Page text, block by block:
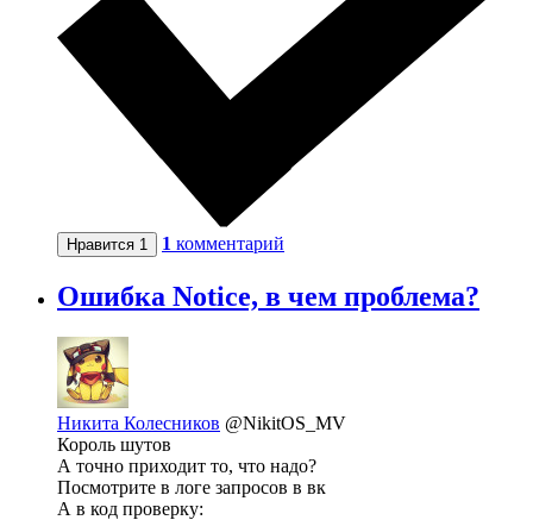
Нравится 1 1 комментарий
Ошибка Notice, в чем проблема?
Никита Колесников @NikitOS_MV
Король шутов
А точно приходит то, что надо?
Посмотрите в логе запросов в вк
А в код проверку: